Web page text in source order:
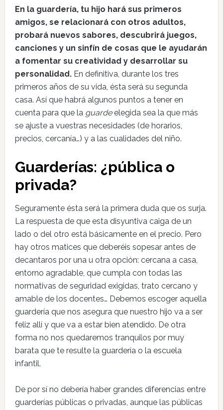
En la guardería, tu hijo hará sus primeros
amigos, se relacionará con otros adultos,
probará nuevos sabores, descubrirá juegos,
canciones y un sinfín de cosas que le ayudarán
a fomentar su creatividad y desarrollar su
personalidad.En definitiva, durante los tres
primeros años de su vida, ésta será su segunda
casa. Así que habrá algunos puntos a tener en
cuenta para que la guardeelegida sea la que más
se ajuste a vuestras necesidades (de horarios,
precios, cercanía…) y a las cualidades del niño.
Guarderías: ¿pública o
privada?
Seguramente ésta será la primera duda que os surja.
La respuesta de que esta disyuntiva caiga de un
lado o del otro está básicamente en el precio. Pero
hay otros matices que deberéis sopesar antes de
decantaros por una u otra opción: cercana a casa,
entorno agradable, que cumpla con todas las
normativas de seguridad exigidas, trato cercano y
amable de los docentes… Debemos escoger aquella
guardería que nos asegura que nuestro hijo va a ser
feliz allí y que va a estar bien atendido. De otra
forma no nos quedaremos tranquilos por muy
barata que te resulte la guardería o la escuela
infantil.
De por sí no debería haber grandes diferencias entre
guarderías públicas o privadas, aunque las públicas